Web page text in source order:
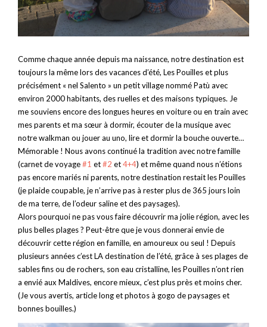
Comme chaque année depuis ma naissance, notre destination est
toujours la même lors des vacances d’été, Les Pouilles et plus
précisément « nel Salento » un petit village nommé Patù avec
environ 2000 habitants, des ruelles et des maisons typiques. Je
me souviens encore des longues heures en voiture ou en train avec
mes parents et ma sœur à dormir, écouter de la musique avec
notre walkman ou jouer au uno, lire et dormir la bouche ouverte…
Mémorable ! Nous avons continué la tradition avec notre famille
(carnet de voyage#1 et#2 et4+4) et même quand nous n’étions
pas encore mariés ni parents, notre destination restait les Pouilles
(je plaide coupable, je n’arrive pas à rester plus de 365 jours loin
de ma terre, de l’odeur saline et des paysages).
Alors pourquoi ne pas vous faire découvrir ma jolie région, avec les
plus belles plages ? Peut-être que je vous donnerai envie de
découvrir cette région en famille, en amoureux ou seul ! Depuis
plusieurs années c’est LA destination de l’été, grâce à ses plages de
sables fins ou de rochers, son eau cristalline, les Pouilles n’ont rien
a envié aux Maldives, encore mieux, c’est plus près et moins cher.
(Je vous avertis, article long et photos à gogo de paysages et
bonnes bouilles.)